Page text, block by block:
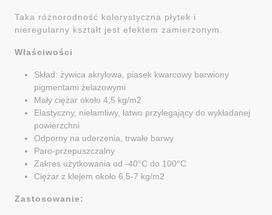
Taka różnorodność kolorystyczna płytek i
nieregularny kształt jest efektem zamierzonym.
Właściwości
Skład: żywica akrylowa, piasek kwarcowy barwiony
pigmentami żelazowymi
Mały ciężar około 4,5 kg/m2
Elastyczny, niełamliwy, łatwo przylegający do wykładanej
powierzchni
Odporny na uderzenia, trwałe barwy
Paro-przepuszczalny
Zakres użytkowania od -40°C do 100°C
Ciężar z klejem około 6,5-7 kg/m2
Zastosowanie: